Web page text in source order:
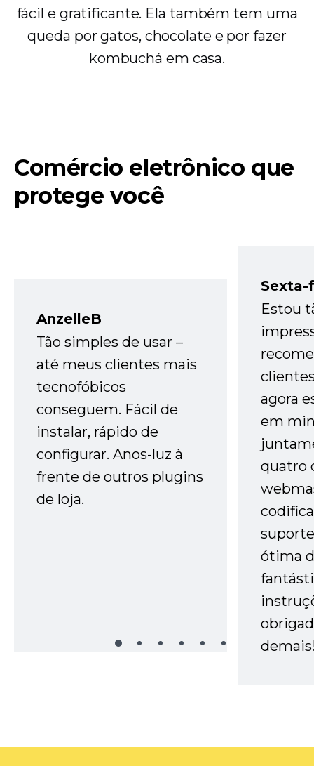
fácil e gratificante. Ela também tem uma
queda por gatos, chocolate e por fazer
kombuchá em casa.
Comércio eletrônico que
protege você
AnzelleB
Tão simples de usar –
até meus clientes mais
tecnofóbicos
conseguem. Fácil de
instalar, rápido de
configurar. Anos-luz à
frente de outros plugins
de loja.
Sexta-
Estou
agora
em
quatro
ótima